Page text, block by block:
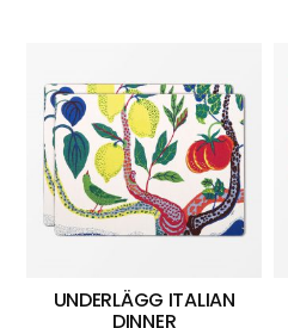
UNDERLÄGG ITALIAN
DINNER